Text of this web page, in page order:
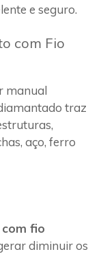
e seguro.
com Fio
manual
traz
aço, ferro
fio
diminuir os